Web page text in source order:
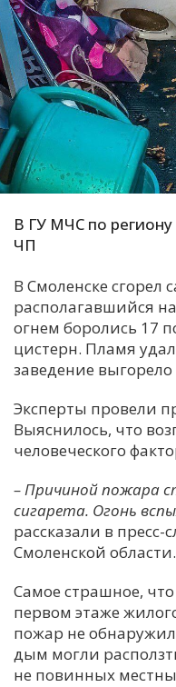
Е
И
М
Н
В ГУ МЧС по региону
ЧП
В Смоленске сгорел
располагавшийся
огнем боролись 17
цистерн. Пламя
заведение
Эксперты провели
Выяснилось, что
человеческого
–Причиной пожара
сигарета. Огонь
рассказали в
Смоленской области.
Самое страшное,
первом этаже
пожар не
дым могли
не повинных